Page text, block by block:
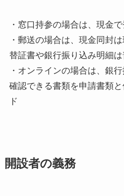
・窓口持参の場合は、現金
・郵送の場合は、現金同封
替証書や銀行振り込み明細
・オンラインの場合は、銀
確認できる書類を申請書類
ド
開設者の義務